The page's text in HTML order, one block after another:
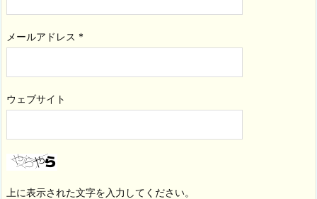
メールアドレス *
ウェブサイト
上に表示された文字を入力してください。